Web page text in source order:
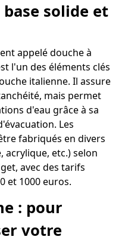
solide et
appelé douche à
l'un des éléments clés
italienne. Il assure
mais permet
d'eau grâce à sa
Les
fabriqués en divers
acrylique, etc.) selon
avec des tarifs
et 1000 euros.
: pour
votre